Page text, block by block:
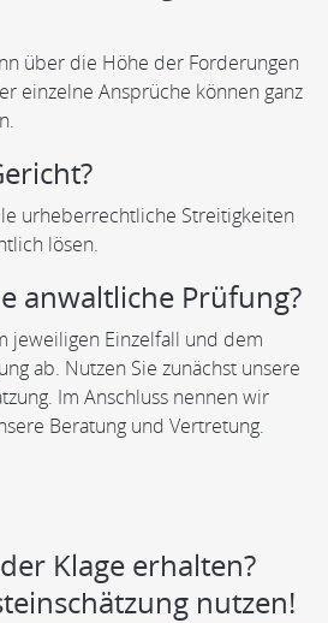
über die Höhe der Forderungen
einzelne Ansprüche können ganz
urheberrechtliche Streitigkeiten
lösen.
anwaltliche Prüfung?
jeweiligen Einzelfall und dem
ab. Nutzen Sie zunächst unsere
Im Anschluss nennen wir
Beratung und Vertretung.
Klage erhalten?
nutzen!